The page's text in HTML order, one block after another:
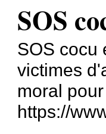
SOS
SOS cocu
victimes
moral
https://